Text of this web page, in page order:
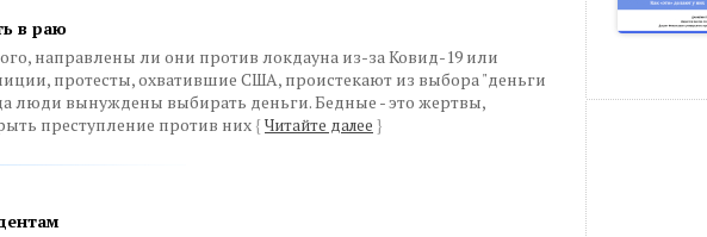
в раю
направлены ли они против локдауна из-за Ковид-19 или
протесты, охватившие США, проистекают из выбора "деньги
люди вынуждены выбирать деньги. Бедные - это жертвы,
преступление против них { Читайте далее }